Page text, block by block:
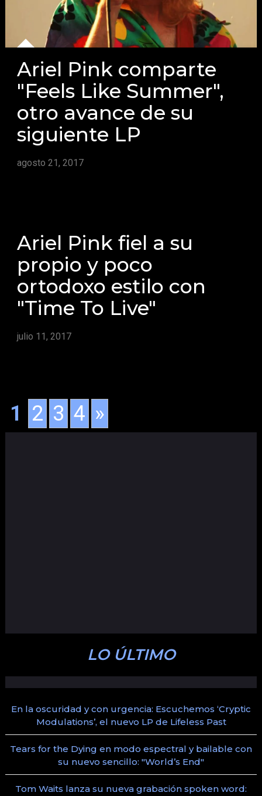
Ariel Pink comparte
"Feels Like Summer",
otro avance de su
siguiente LP
agosto 21, 2017
Ariel Pink fiel a su
propio y poco
ortodoxo estilo con
"Time To Live"
julio 11, 2017
1 2 3 4 »
LO ÚLTIMO
En la oscuridad y con urgencia: Escuchemos ‘Cryptic
Modulations’, el nuevo LP de Lifeless Past
Tears for the Dying en modo espectral y bailable con
su nuevo sencillo: "World’s End"
Tom Waits lanza su nueva grabación spoken word: